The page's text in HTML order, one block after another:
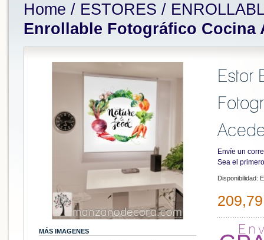
Home / ESTORES /
Enrollable Fotográfico Cocina
Estor
Envíe un
Sea el
Disponibilidad:
MÁS IMAGENES